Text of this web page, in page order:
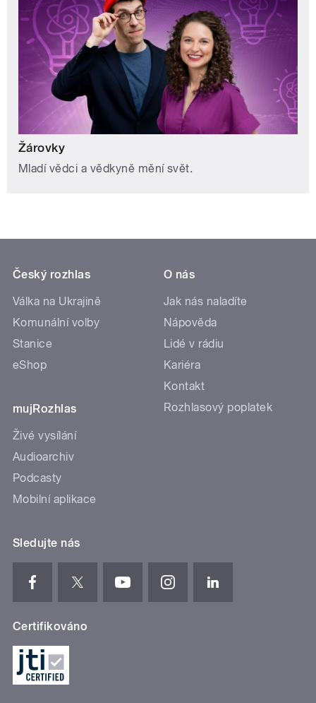
Žárovky
Mladí vědci a vědkyně mění svět.
Český rozhlas
Válka na Ukrajině
Komunální volby
Stanice
eShop
mujRozhlas
Živé vysílání
Audioarchiv
Podcasty
Mobilní aplikace
O nás
Jak nás naladíte
Nápověda
Lidé v rádiu
Kariéra
Kontakt
Rozhlasový poplatek
Sledujte nás
Certifikováno